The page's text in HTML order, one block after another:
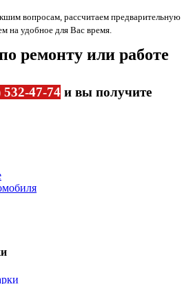
вопросам, рассчитаем предварительную
на удобное для Вас время.
ремонту или работе
532-47-74 и вы получите